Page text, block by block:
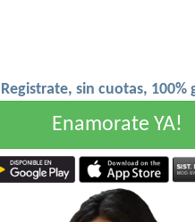
Registrate, sin cuotas, 100%
Enamorate YA!